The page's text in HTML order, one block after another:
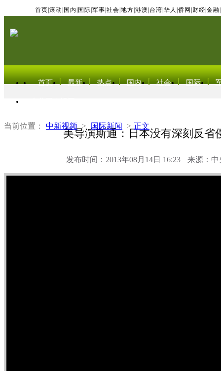
首页 滚动 国内 国际 军事 社会 地方 港澳 台湾 华人 侨网 财经 金融
首页 最新 热点 国内 社会 国际
当前位置： 中新视频 > 国际新闻 > 正文
美导演斯通：日本没有深刻反省
发布时间：2013年08月14日 16:23 来源：中